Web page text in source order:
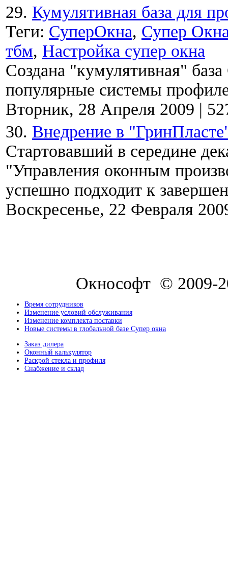
29. Кумулятивная база для
Теги: СуперОкна, Супер
тбм, Настройка супер окна
Создана "кумулятивная"
популярные системы
Вторник, 28 Апреля 2009 |
30. Внедрение в
Стартовавший в середине
"Управления оконным
успешно подходит к
Воскресенье, 22 Февраля
Окнософт © 2009-
Время сотрудников
Изменение условий обслуживания
Изменение комплекта поставки
Новые системы в глобальной базе Супер окна
Заказ дилера
Оконный калькулятор
Раскрой стекла и профиля
Снабжение и склад